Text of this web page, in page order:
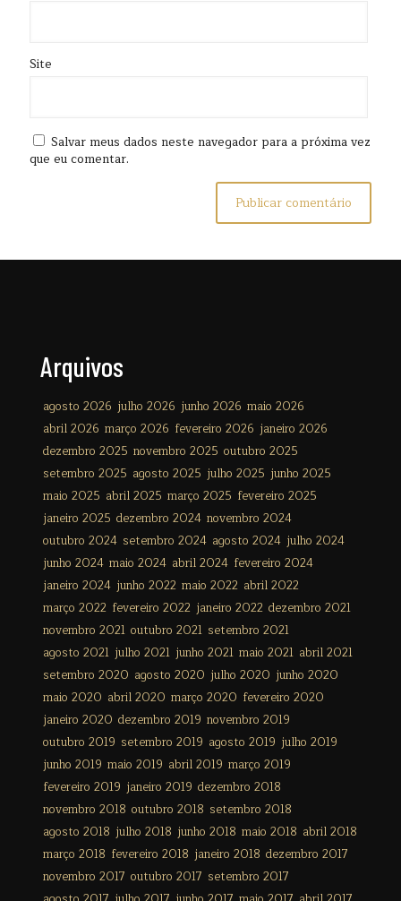
Site
Salvar meus dados neste navegador para a próxima vez
que eu comentar.
Arquivos
agosto 2026 julho 2026 junho 2026 maio 2026
abril 2026 março 2026 fevereiro 2026 janeiro 2026
dezembro 2025 novembro 2025 outubro 2025
setembro 2025 agosto 2025 julho 2025 junho 2025
maio 2025 abril 2025 março 2025 fevereiro 2025
janeiro 2025 dezembro 2024 novembro 2024
outubro 2024 setembro 2024 agosto 2024 julho 2024
junho 2024 maio 2024 abril 2024 fevereiro 2024
janeiro 2024 junho 2022 maio 2022 abril 2022
março 2022 fevereiro 2022 janeiro 2022 dezembro 2021
novembro 2021 outubro 2021 setembro 2021
agosto 2021 julho 2021 junho 2021 maio 2021 abril 2021
setembro 2020 agosto 2020 julho 2020 junho 2020
maio 2020 abril 2020 março 2020 fevereiro 2020
janeiro 2020 dezembro 2019 novembro 2019
outubro 2019 setembro 2019 agosto 2019 julho 2019
junho 2019 maio 2019 abril 2019 março 2019
fevereiro 2019 janeiro 2019 dezembro 2018
novembro 2018 outubro 2018 setembro 2018
agosto 2018 julho 2018 junho 2018 maio 2018 abril 2018
março 2018 fevereiro 2018 janeiro 2018 dezembro 2017
novembro 2017 outubro 2017 setembro 2017